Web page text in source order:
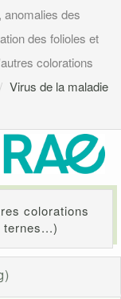
anomalies des
des folioles et
colorations
Virus de la maladie
colorations